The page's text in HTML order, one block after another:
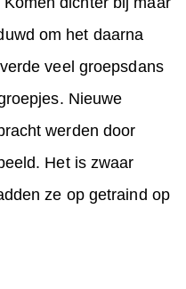
om het daarna
veel groepsdans
Nieuwe
werden door
Het is zwaar
ze op getraind op